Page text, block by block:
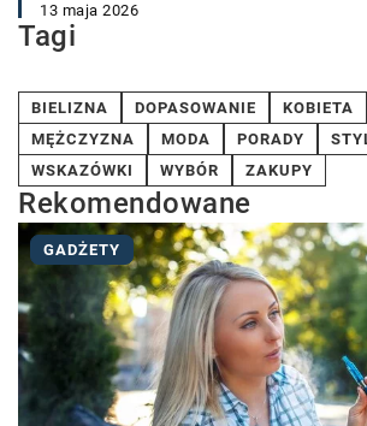
13 maja 2026
Tagi
BIELIZNA DOPASOWANIE KOBIETA
MĘŻCZYZNA
MODA PORADY
WSKAZÓWKI
WYBÓR ZAKUPY
Rekomendowane
GADŻETY